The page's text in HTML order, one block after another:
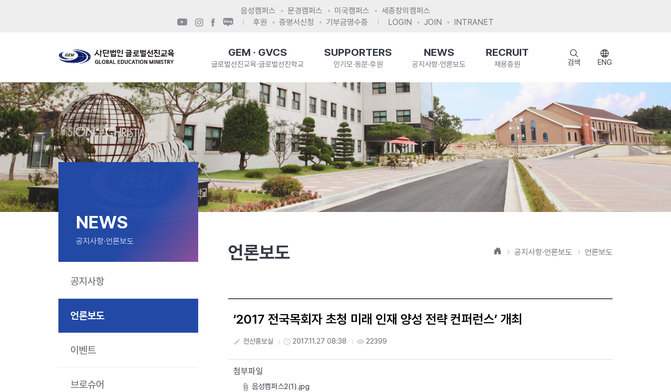
음성캠퍼스 문경캠퍼스 미국캠퍼스
세종창의캠퍼스
후원
증명서신청 기부금영수증 LOGIN JOIN INTRANET
GEM · GVCS
글로벌선진교육·글로벌선진학교
SUPPORTERS
인기모·동문·후원
NEWS
공지사항·언론보도
RECRUIT
채용충원 검색 ENG
NEWS
공지사항·언론보도
공지사항
언론보도
이벤트
브로슈어
언론보도 홈 공지사항·언론보도 언론보도
‘2017 전국목회자 초청 미래 인재 양성 전략 컨퍼런스’ 개최
create 전산홍보실 access_time 2017.11.27 08:38 visibility 22399
첨부파일
음성캠퍼스2(1).jpg